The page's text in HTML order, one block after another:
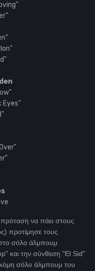
Eyes"
πρόταση να πάει στους
προτίμησε τους
σόλο άλμπουμ
και την σύνθεση "El Sid"
σόλο άλμπουμ του